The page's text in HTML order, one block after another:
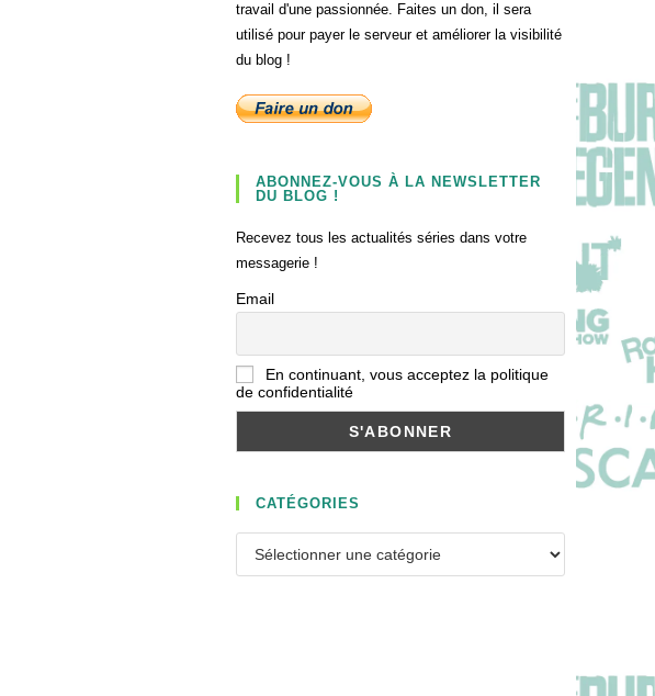
travail d'une passionnée. Faites un don, il sera
utilisé pour payer le serveur et améliorer la visibilité
du blog !
ABONNEZ-VOUS À LA NEWSLETTER
DU BLOG !
Recevez tous les actualités séries dans votre
messagerie !
Email
En continuant, vous acceptez la politique
de confidentialité
CATÉGORIES